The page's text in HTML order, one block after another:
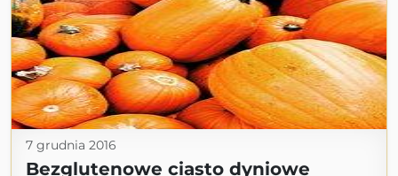
7 grudnia 2016
Bezglutenowe ciasto dyniowe